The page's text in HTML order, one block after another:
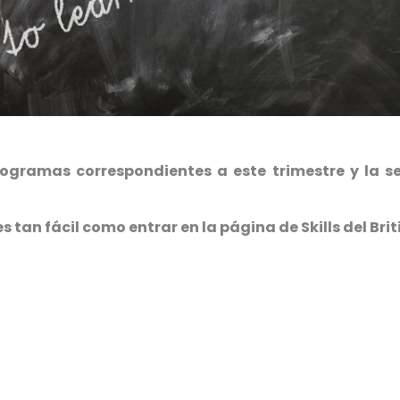
correspondientes a este trimestre y la
tan fácil como entrar en la página de Skills del